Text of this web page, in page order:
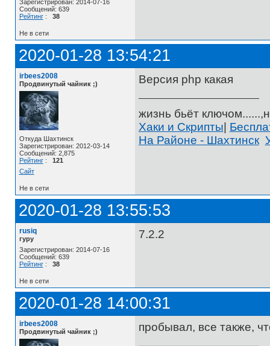
Зарегистрирован: 2014-07-16
Сообщений: 639
Рейтинг: 38
Не в сети
2020-01-28 13:54:21
irbees2008
Продвинутый чайник ;)
Откуда Шахтинск
Зарегистрирован: 2012-03-14
Сообщений: 2,875
Рейтинг: 121
Сайт
Версия php какая
жизнь бьёт
Хаки и Скрипты|
На Районе - Шахтинск
Не в сети
2020-01-28 13:55:53
rusiq
гуру
Зарегистрирован: 2014-07-16
Сообщений: 639
Рейтинг: 38
7.2.2
Не в сети
2020-01-28 14:00:31
irbees2008
Продвинутый чайник ;) пробывал, все также,